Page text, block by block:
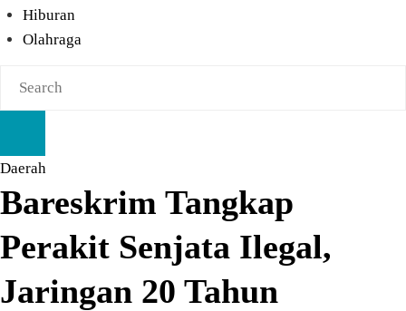
Hiburan
Olahraga
Daerah
Bareskrim Tangkap
Perakit Senjata Ilegal,
Jaringan 20 Tahun